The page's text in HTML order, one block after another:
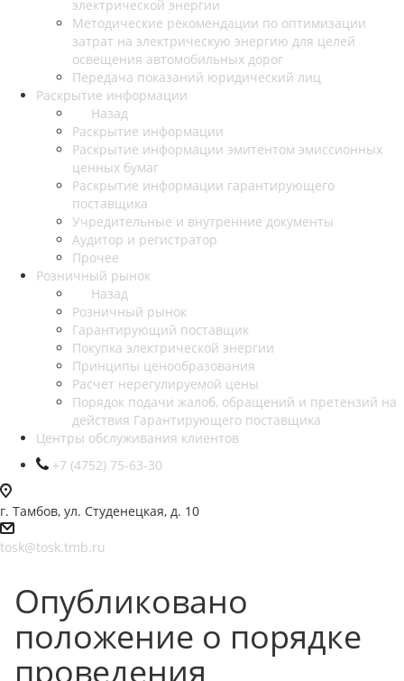
электрической энергии
Методические рекомендации по оптимизации
затрат на электрическую энергию для целей
освещения автомобильных дорог
Передача показаний юридический лиц
Раскрытие информации
Назад
Раскрытие информации
Раскрытие информации эмитентом эмиссионных
ценных бумаг
Раскрытие информации гарантирующего
поставщика
Учредительные и внутренние документы
Аудитор и регистратор
Прочее
Розничный рынок
Назад
Розничный рынок
Гарантирующий поставщик
Покупка электрической энергии
Принципы ценообразования
Расчет нерегулируемой цены
Порядок подачи жалоб, обращений и претензий на
действия Гарантирующего поставщика
Центры обслуживания клиентов
+7 (4752) 75-63-30
г. Тамбов, ул. Студенецкая, д. 10
tosk@tosk.tmb.ru
Опубликовано
положение о порядке
проведения